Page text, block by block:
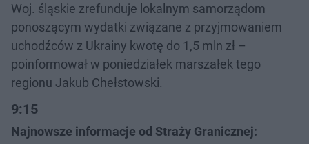
Woj. śląskie zrefunduje lokalnym samorządom
ponoszącym wydatki związane z przyjmowaniem
uchodźców z Ukrainy kwotę do 1,5 mln zł –
poinformował w poniedziałek marszałek tego
regionu Jakub Chełstowski.
9:15
Najnowsze informacje od Straży Granicznej: